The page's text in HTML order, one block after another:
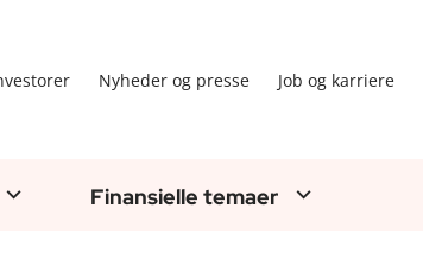
Nyheder og presse Job og karriere
Finansielle temaer